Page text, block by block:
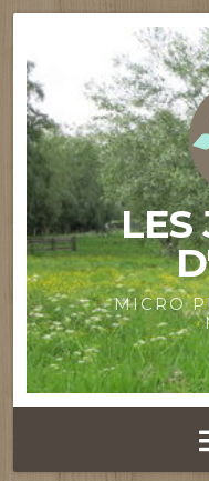
LES
MICRO